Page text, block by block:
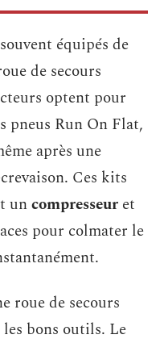
équipés de
de secours
optent pour
pneus Run On Flat,
après une
Ces kits
uncompresseur et
pour colmater le
roue de secours
les bons outils. Le